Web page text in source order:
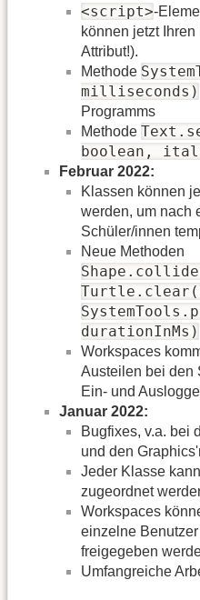
<script>-
können jetzt
Attribut!).
Methode
milliseconds)
Programms
Methode
boolean,
Februar 2022:
Klassen können
werden, um nach
Schüler/innen
Neue Methoden
durationInMs)
Workspaces
Austeilen bei den
Ein- und
Januar 2022:
Bugfixes, v.a. bei
und den
Jeder Klasse
zugeordnet
Workspaces
einzelne
freigegeben
Umfangreiche